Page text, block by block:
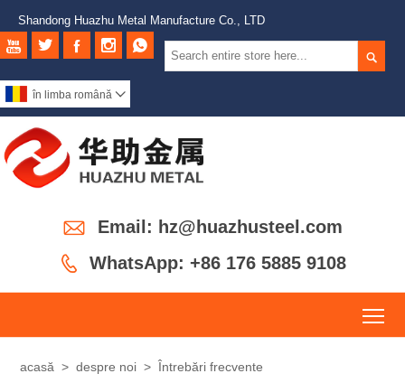
Shandong Huazhu Metal Manufacture Co., LTD

    
în limba română 
 Email: hz@huazhusteel.com
 WhatsApp: +86 176 5885 9108
acasă > despre noi > Întrebări frecvente